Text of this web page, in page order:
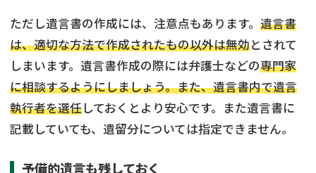
ただし遺言書の作成には、注意点もあります。 遺言書
は、適切な方法で作成されたもの以外は無効とされて
しまいます。遺言書作成の際には弁護士などの専門家
に相談するようにしましょう。また、遺言書内で遺言
執行者を選任しておくとより安心です。また遺言書に
記載していても、遺留分については指定できません。
予備的遺言も残しておく